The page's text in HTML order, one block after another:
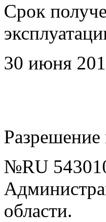
Срок
30 июня
Разрешение
№RU
области.